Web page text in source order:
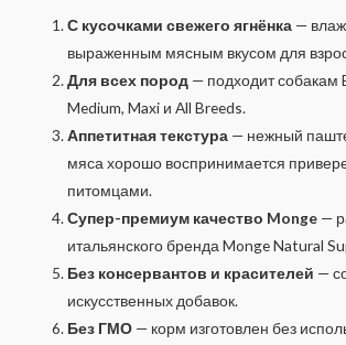
С кусочками свежего ягнёнка —
выраженным мясным вкусом для
Для всех пород — подходит собакам
Medium, Maxi и All Breeds.
Аппетитная текстура — нежный
мяса хорошо воспринимается
питомцами.
Супер-премиум качество Monge —
итальянского бренда Monge Natural
Без консервантов и красителей —
искусственных добавок.
Без ГМО — корм изготовлен без